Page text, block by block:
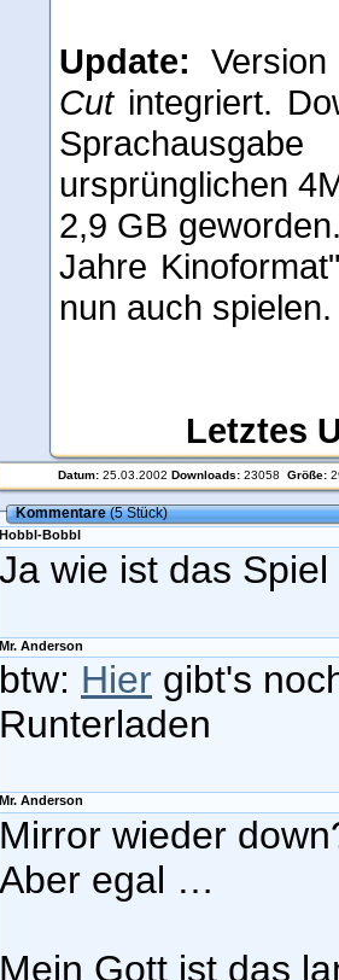
Update:
Cutintegriert.
ursprünglichen
2,9 GB
Jahre
nun auch spielen.
Letztes
Datum: 25.03.2002 Downloads: 23058 Größe:
Kommentare(5 Stück)
Hobbl-Bobbl
Ja wie ist das
Mr. Anderson
btw: Hier gibt's
Runterladen
Mr. Anderson
Mirror wieder
Aber egal …
Mein Gott ist das